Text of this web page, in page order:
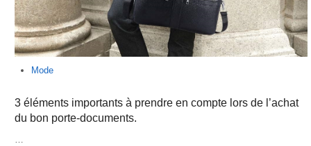
Mode
3 éléments importants à prendre en compte lors de l’achat
du bon porte-documents.